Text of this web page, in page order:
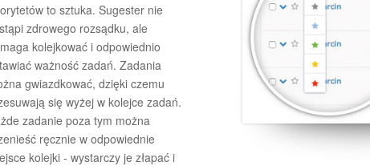
to sztuka. Sugester nie
zdrowego rozsądku, ale
kolejkować i odpowiednio
ważność zadań. Zadania
gwiazdkować, dzięki czemu
się wyżej w kolejce zadań.
zadanie poza tym można
ręcznie w odpowiednie
kolejki - wystarczy je złapać i